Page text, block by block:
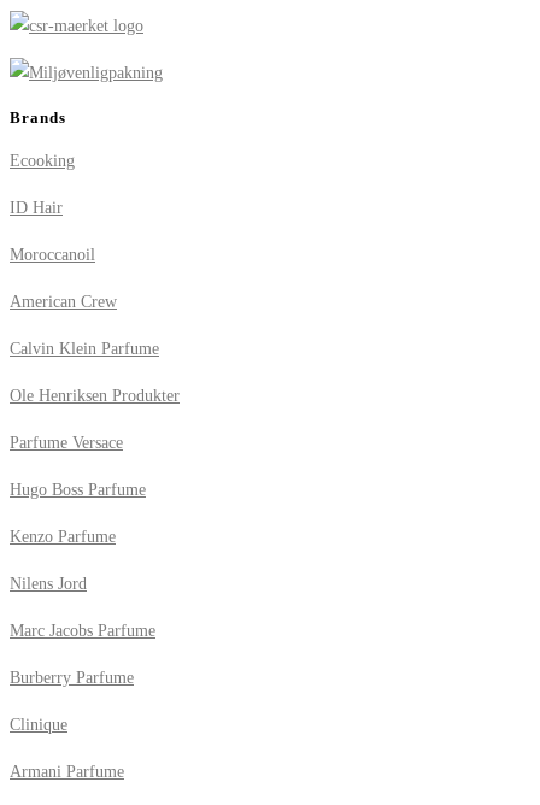
Brands
Ecooking
ID Hair
Moroccanoil
American Crew
Calvin Klein Parfume
Ole Henriksen Produkter
Parfume Versace
Hugo Boss Parfume
Kenzo Parfume
Nilens Jord
Marc Jacobs Parfume
Burberry Parfume
Clinique
Armani Parfume